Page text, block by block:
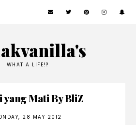
WHAT A LIFE!?
Mati By BliZ
28 MAY 2012